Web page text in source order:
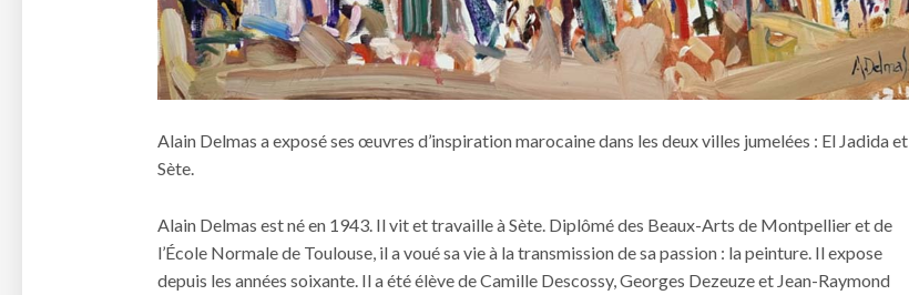
Alain Delmas a exposé ses œuvres d’inspiration marocaine dans les deux villes jumelées : El Jadida et
Sète.
Alain Delmas est né en 1943. Il vit et travaille à Sète. Diplômé des Beaux-Arts de Montpellier et de
l’École Normale de Toulouse, il a voué sa vie à la transmission de sa passion : la peinture. Il expose
depuis les années soixante. Il a été élève de Camille Descossy, Georges Dezeuze et Jean-Raymond